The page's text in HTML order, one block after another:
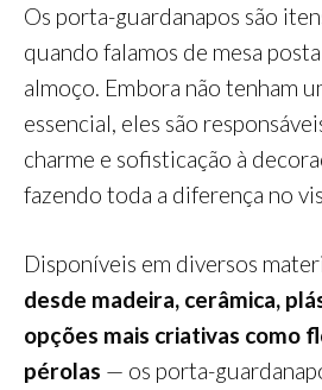
Os porta-guardanapos são
quando falamos de mesa
almoço. Embora não tenham
essencial, eles são
charme e sofisticação à
fazendo toda a diferença no
Disponíveis em diversos
desde madeira, cerâmica,
opções mais criativas como
pérolas — os porta-